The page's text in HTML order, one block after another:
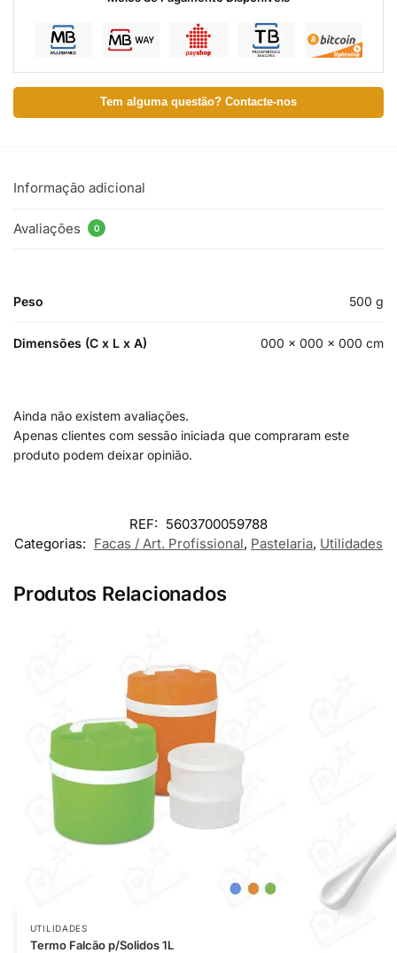
Tem alguma questão? Contacte-nos
Informação adicional
Avaliações 0
Peso 500 g
Dimensões (C x L x A) 000 × 000 × 000 cm
Ainda não existem avaliações.
Apenas clientes com sessão iniciada que compraram este
produto podem deixar opinião.
REF: 5603700059788
Categorias: Facas / Art. Profissional, Pastelaria, Utilidades
Produtos Relacionados
UTILIDADES
Termo Falcão p/Solidos 1L